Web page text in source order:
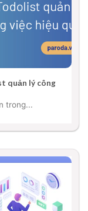
quản lý công
trong...